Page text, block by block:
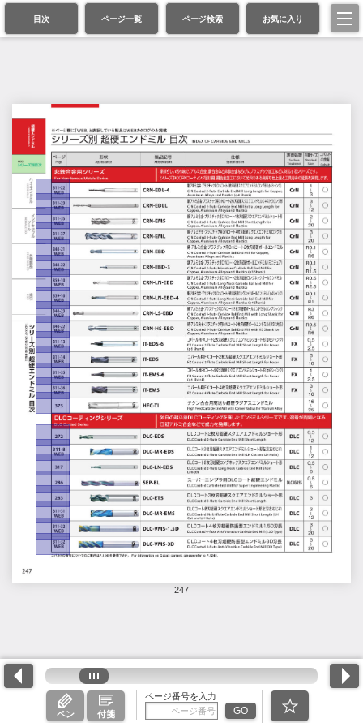
目次 ページ一覧 ページ検索 お気に入り
247
ペン 付箋
ページ番号を入力
GO